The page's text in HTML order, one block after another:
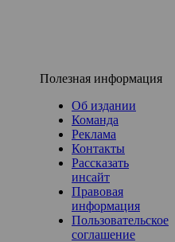
Полезная информация
Об издании
Команда
Реклама
Контакты
Рассказать
инсайт
Правовая
информация
Пользовательское
соглашение